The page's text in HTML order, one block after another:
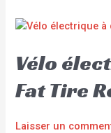
Vélo
Fat Tire
Laisser un